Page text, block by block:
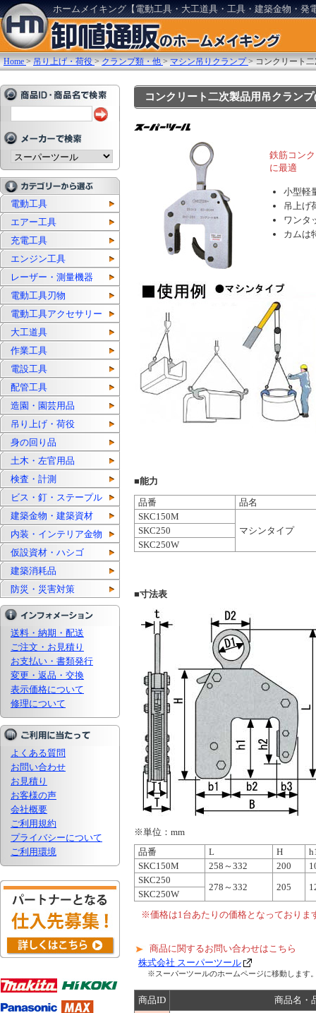
ホームメイキング【電動工具・大工道具・工具・建築金物・発
Home >吊り上げ・荷役 >クランプ類・他 >マシン吊りクランプ >コンクリート
電動工具
エアー工具
充電工具
エンジン工具
レーザー・測量機器
電動工具刃物
電動工具アクセサリー
大工道具
作業工具
電設工具
配管工具
造園・園芸用品
吊り上げ・荷役
身の回り品
土木・左官用品
検査・計測
ビス・釘・ステープル
建築金物・建築資材
内装・インテリア金物
仮設資材・ハシゴ
建築消耗品
防災・災害対策
送料・納期・配送
ご注文・お見積り
お支払い・書類発行
変更・返品・交換
表示価格について
修理について
よくある質問
お問い合わせ
お見積り
お客様の声
会社概要
ご利用規約
プライバシーについて
ご利用環境
コンクリート二次製品用吊クラン
鉄筋コン
に最適
小型軽
吊上げ
ワンタ
カムは
■能力
品番
品名
SKC150M
マシンタイプ
SKC250
SKC250W
■寸法表
※単位：mm
品番
L H
SKC150M
258～332 200
SKC250
278～332 205
SKC250W
※価格は1台あたりの価格となっておりま
商品に関するお問い合わせはこちら
株式会社 スーパーツール
※スーパーツールのホームページに移動します
商品ID 商品名・